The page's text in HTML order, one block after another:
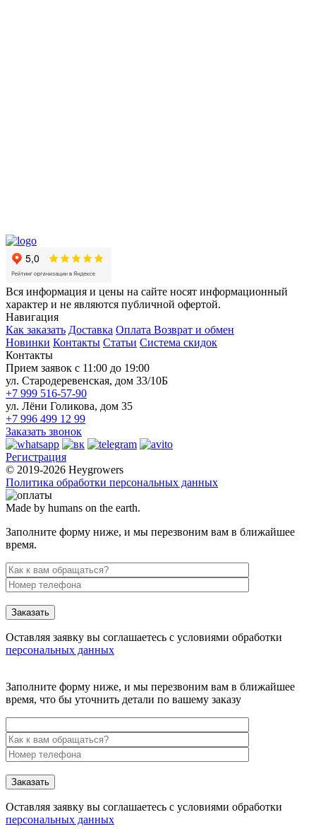
Вся информация и цены на сайте носят информационный
характер и не являются публичной офертой.
Навигация
Как заказать Доставка Оплата Возврат и обмен
Новинки Контакты Статьи Система скидок
Контакты
Прием заявок с 11:00 до 19:00
ул. Стародеревенская, дом 33/10Б
+7 999 516-57-90
ул. Лёни Голикова, дом 35
+7 996 499 12 99
Заказать звонок
Регистрация
© 2019-2026 Heygrowers
Политика обработки персональных данных
Made by humans on the earth.
Заполните форму ниже, и мы перезвоним вам в ближайшее
время.
Заказать
Оставляя заявку вы соглашаетесь с условиями обработки
персональных данных
Заполните форму ниже, и мы перезвоним вам в ближайшее
время, что бы уточнить детали по вашему заказу
Заказать
Оставляя заявку вы соглашаетесь с условиями обработки
персональных данных